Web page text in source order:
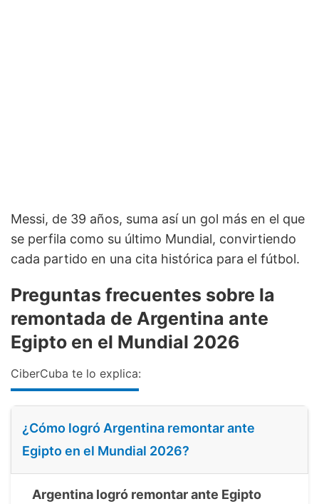
Messi, de 39 años, suma así un gol más en el que
se perfila como su último Mundial, convirtiendo
cada partido en una cita histórica para el fútbol.
Preguntas frecuentes sobre la
remontada de Argentina ante
Egipto en el Mundial 2026
CiberCuba te lo explica:
¿Cómo logró Argentina remontar ante
Egipto en el Mundial 2026?
Argentina logró remontar ante Egipto